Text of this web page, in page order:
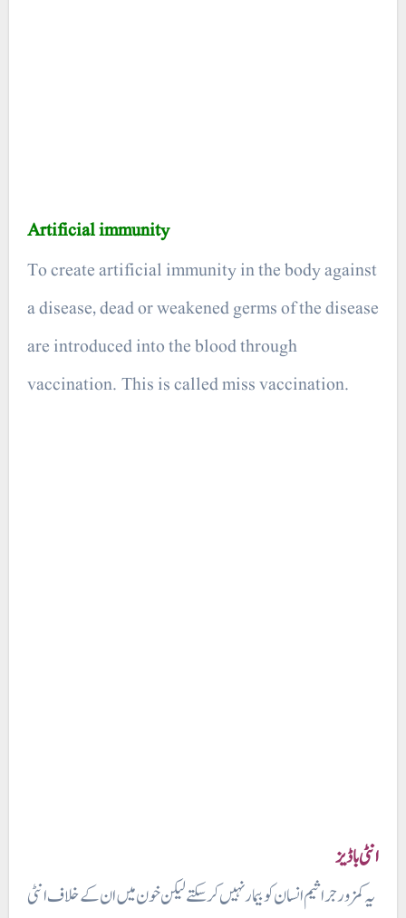
Artificial immunity
To create artificial immunity in the body against
a disease, dead or weakened germs of the disease
are introduced into the blood through
vaccination. This is called miss vaccination.
انٹی باڈیز
یہ کمزور جراثیم انسان کوبیمارنہیں کر سکتے لیکن خون میں ان کے خلاف انٹی